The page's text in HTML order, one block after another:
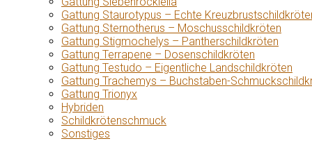
Gattung Staurotypus – Echte
Gattung Sternotherus – Moschusschildkröten
Gattung Stigmochelys – Pantherschildkröten
Gattung Terrapene – Dosenschildkröten
Gattung Testudo – Eigentliche Landschildkröten
Gattung Trachemys – Buchstaben-
Gattung Trionyx
Hybriden
Schildkrötenschmuck
Sonstiges